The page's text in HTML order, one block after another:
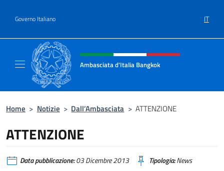
Governo Italiano IT
Intestazione sito, social e menù
Ambasciata d'Italia Bangkok
Home > Notizie > Dall’Ambasciata > ATTENZIONE
ATTENZIONE
Data pubblicazione:03 Dicembre 2013 Tipologia:News